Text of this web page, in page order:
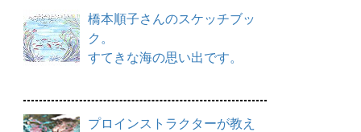
橋本順子さんのスケッチブッ
ク。
すてきな海の思い出です。
プロインストラクターが教え